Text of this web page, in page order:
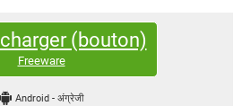
कंप्यूटर बस
(bouton)
Freeware
Android - अंग्रेजी